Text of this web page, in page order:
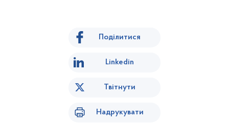
Поділитися
Linkedin
Твітнути
Надрукувати